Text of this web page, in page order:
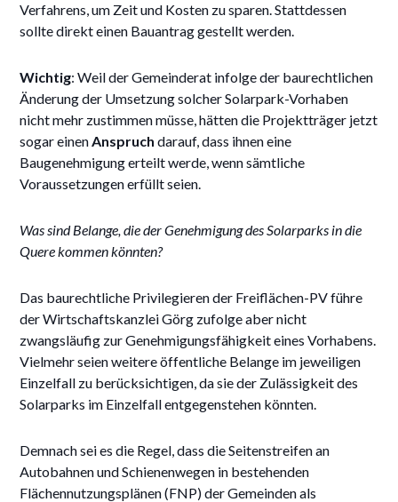
Verfahrens, um Zeit und Kosten zu sparen. Stattdessen
sollte direkt einen Bauantrag gestellt werden.
Wichtig: Weil der Gemeinderat infolge der baurechtlichen
Änderung der Umsetzung solcher Solarpark-Vorhaben
nicht mehr zustimmen müsse, hätten die Projektträger jetzt
sogar einenAnspruch darauf, dass ihnen eine
Baugenehmigung erteilt werde, wenn sämtliche
Voraussetzungen erfüllt seien.
Was sind Belange, die der Genehmigung des Solarparks in die
Quere kommen könnten?
Das baurechtliche Privilegieren der Freiflächen-PV führe
der Wirtschaftskanzlei Görg zufolge aber nicht
zwangsläufig zur Genehmigungsfähigkeit eines Vorhabens.
Vielmehr seien weitere öffentliche Belange im jeweiligen
Einzelfall zu berücksichtigen, da sie der Zulässigkeit des
Solarparks im Einzelfall entgegenstehen könnten.
Demnach sei es die Regel, dass die Seitenstreifen an
Autobahnen und Schienenwegen in bestehenden
Flächennutzungsplänen (FNP) der Gemeinden als